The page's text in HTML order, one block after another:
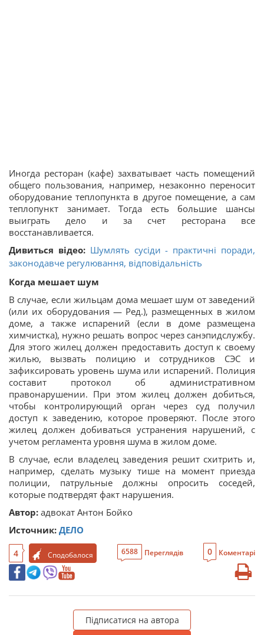
Иногда ресторан (кафе) захватывает часть помещений
общего пользования, например, незаконно переносит
оборудование теплопункта в другое помещение, а сам
теплопункт занимает. Тогда есть большие шансы
выиграть дело и за счет ресторана все
восстанавливается.
Дивиться відео: Шумлять сусіди - практичні поради,
законодавче регулювання, відповідальність
Когда мешает шум
В случае, если жильцам дома мешает шум от заведений
(или их оборудования — Ред.), размещенных в жилом
доме, а также испарений (если в доме размещена
химчистка), нужно решать вопрос через санэпидслужбу.
Для этого жилец должен предоставить доступ к своему
жилью, вызвать полицию и сотрудников СЭС и
зафиксировать уровень шума или испарений. Полиция
составит протокол об административном
правонарушении. При этом жилец должен добиться,
чтобы контролирующий орган через суд получил
доступ к заведению, которое проверяют. После этого
жилец должен добиваться устранения нарушений, с
учетом регламента уровня шума в жилом доме.
В случае, если владелец заведения решит схитрить и,
например, сделать музыку тише на момент приезда
полиции, патрульные должны опросить соседей,
которые подтвердят факт нарушения.
Автор: адвокат Антон Бойко
Источник: ДЕЛО
4 Сподобалося 6588 Переглядів 0 Коментарі
Підписатися на автора